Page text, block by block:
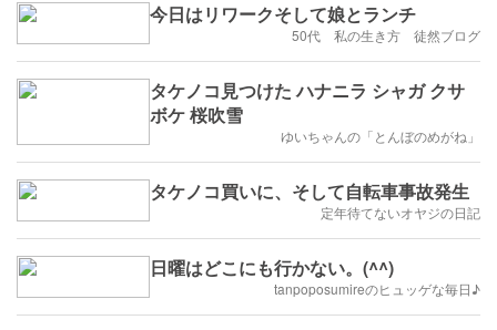
今日はリワークそして娘とランチ
50代 私の生き方 徒然ブログ
タケノコ見つけた ハナニラ シャガ クサ
ボケ 桜吹雪
ゆいちゃんの「とんぼのめがね」
タケノコ買いに、そして自転車事故発生
定年待てないオヤジの日記
日曜はどこにも行かない。(^^)
tanpoposumireのヒュッゲな毎日♪